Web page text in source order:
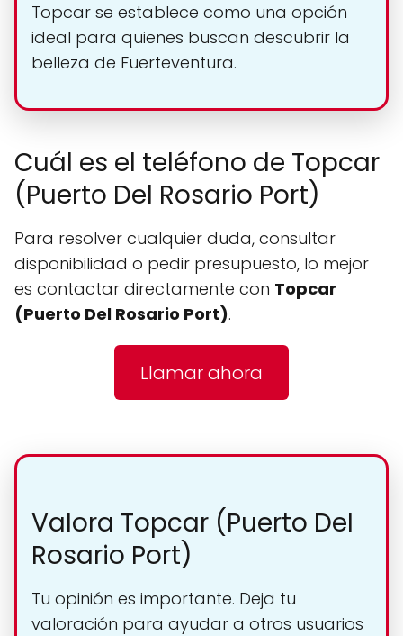
Topcar se establece como una opción
ideal para quienes buscan descubrir la
belleza de Fuerteventura.
Cuál es el teléfono de Topcar
(Puerto Del Rosario Port)
Para resolver cualquier duda, consultar
disponibilidad o pedir presupuesto, lo mejor
es contactar directamente con Topcar
(Puerto Del Rosario Port).
Llamar ahora
Valora Topcar (Puerto Del
Rosario Port)
Tu opinión es importante. Deja tu
valoración para ayudar a otros usuarios